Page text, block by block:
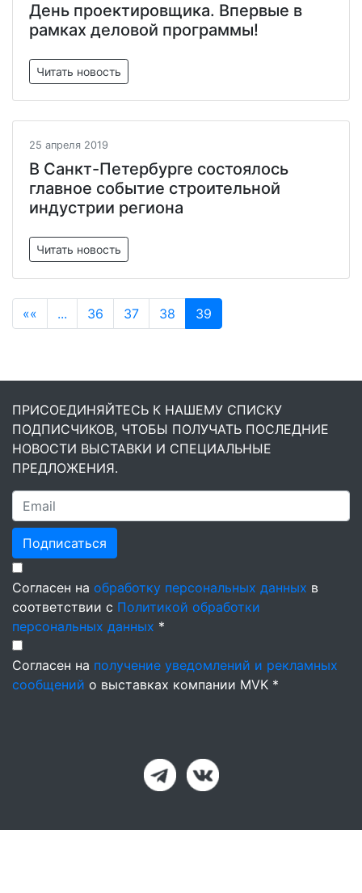
День проектировщика. Впервые в
рамках деловой программы!
Читать новость
25 апреля 2019
В Санкт-Петербурге состоялось
главное событие строительной
индустрии региона
Читать новость
«« ... 36 37 38 39
ПРИСОЕДИНЯЙТЕСЬ К НАШЕМУ СПИСКУ
ПОДПИСЧИКОВ, ЧТОБЫ ПОЛУЧАТЬ ПОСЛЕДНИЕ
НОВОСТИ ВЫСТАВКИ И СПЕЦИАЛЬНЫЕ
ПРЕДЛОЖЕНИЯ.
Подписаться
Согласен на обработку персональных данных в
соответствии с Политикой обработки
персональных данных *
Согласен на получение уведомлений и рекламных
сообщений о выставках компании MVK *